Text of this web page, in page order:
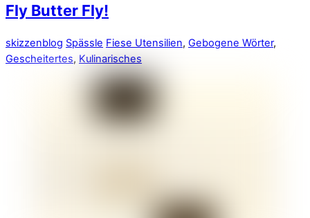
Fly Butter Fly!
skizzenblog Spässle Fiese Utensilien, Gebogene Wörter,
Gescheitertes, Kulinarisches